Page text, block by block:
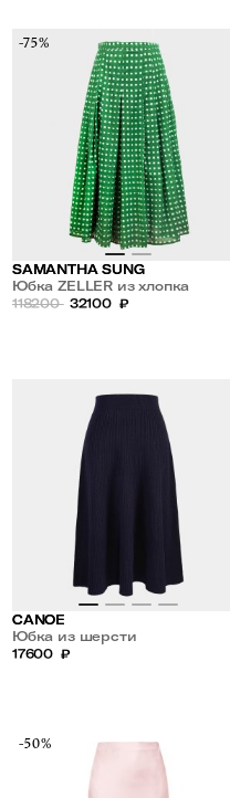
-75%
SAMANTHA SUNG
Юбка ZELLER из хлопка
118200 32100 ₽
CANOE
Юбка из шерсти
17600 ₽
-50%